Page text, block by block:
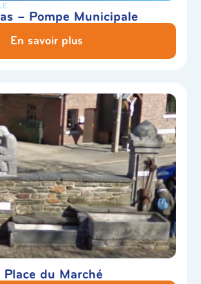
– Pompe Municipale
En savoir plus
du Marché